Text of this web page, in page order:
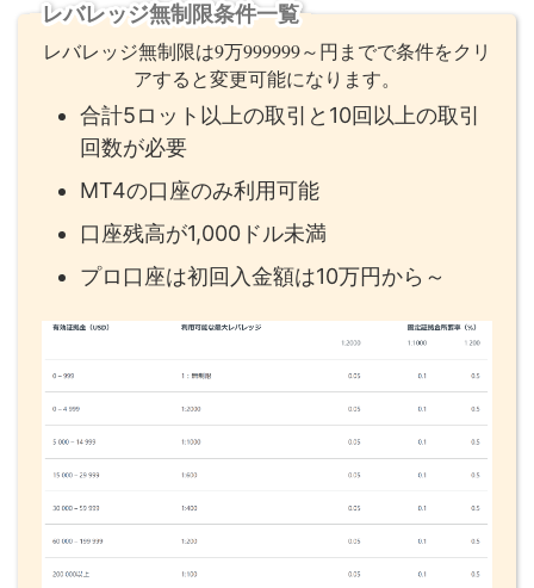
レバレッジ無制限条件一覧
レバレッジ無制限は9万999999～円までで条件をクリ
アすると変更可能になります。
合計5ロット以上の取引と10回以上の取引
回数が必要
MT4の口座のみ利用可能
口座残高が1,000ドル未満
プロ口座は初回入金額は10万円から～